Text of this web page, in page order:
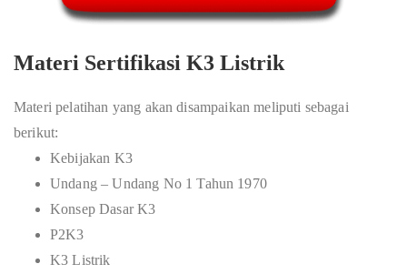
Materi Sertifikasi K3 Listrik
Materi pelatihan yang akan disampaikan meliputi sebagai
berikut:
Kebijakan K3
Undang – Undang No 1 Tahun 1970
Konsep Dasar K3
P2K3
K3 Listrik